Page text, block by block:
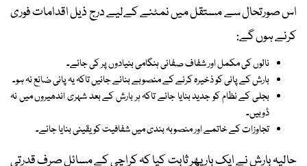
اس صورتحال سے مستقل میں نمٹنے کےلیے درج ذیل اقدامات فوری
کرنے ہوں گے:
نالوں کی مکمل اور شفاف صفائی ہنگامی بنیادوں پر کی جائے۔
بارش کے پانی کو ذخیرہ کرنے کے منصوبے بنائے جائیں تاکہ یہ پانی ضائع نہ ہو۔
بجلی کے نظام کو جدید بنایا جائے تاکہ ہر بارش کے بعد شہری اندھیروں میں نہ
ڈوبیں۔
تجاوزات کے خاتمے اور منصوبہ بندی میں شفافیت کو یقینی بنایا جائے۔
حالیہ بارش نے ایک بار پھر ثابت کیا کہ کراچی کے مسائل صرف قدرتی